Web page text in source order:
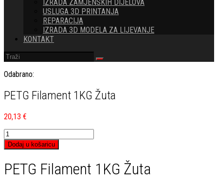
IZRADA ZAMJENSKIH DIJELOVA
USLUGA 3D PRINTANJA
REPARACIJA
IZRADA 3D MODELA ZA LIJEVANJE
KONTAKT
Odabrano:
PETG Filament 1KG Žuta
20,13 €
PETG
Filament
1KG
količina
Dodaj u košaricu
PETG Filament 1KG Žuta